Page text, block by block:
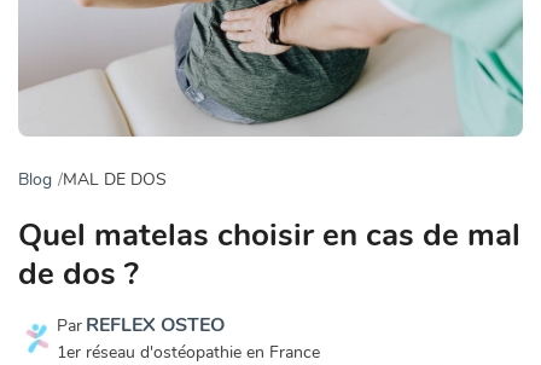
Blog MAL DE DOS
Quel matelas choisir en cas de mal
de dos ?
Par REFLEX OSTEO
1er réseau d'ostéopathie en France